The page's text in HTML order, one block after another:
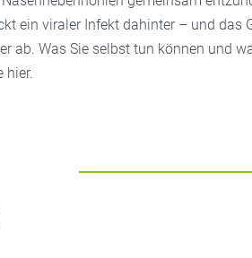
ein viraler Infekt dahinter – und das
ab. Was Sie selbst tun können und
hier.